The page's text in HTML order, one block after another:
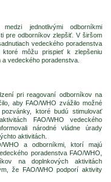
jednotlivými odborníkmi
pre odborníkov zlepšiť. V širšom
vedeckého poradenstva
ktoré môžu prispieť k zlepšeniu
vedeckého poradenstva.
pri reagovaní odborníkov na
aby FAO/WHO zvážilo možné
ktoré budú stimulovať
FAO/WHO vedeckého
národné vládne úrady
aktivitách.
WHO a odborníkmi, ktorí majú
poradenstva FAO/WHO,
na doplnkových aktivitách
že FAO/WHO podporí aktivity